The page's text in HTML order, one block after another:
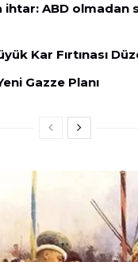
ihtar: ABD olmadan
Kar Fırtınası
Gazze Planı